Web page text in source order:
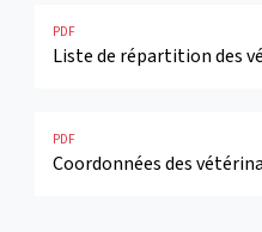
PDF
Liste de répartition des
PDF
Coordonnées des